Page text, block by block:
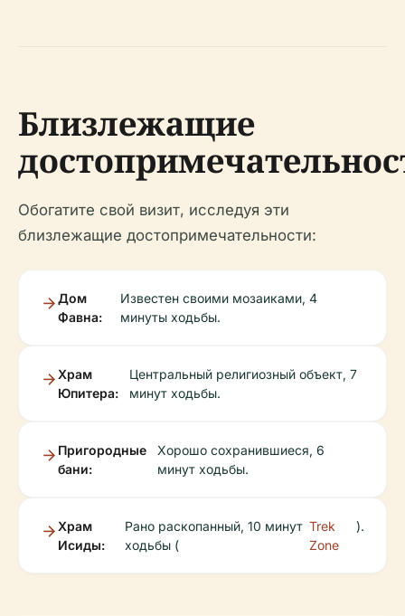
Близлежащие
Обогатите свой визит, исследуя эти
близлежащие достопримечательности:
Дом
Фавна:
Известен своими мозаиками, 4
минуты ходьбы.
Храм
Юпитера:
Центральный религиозный объект, 7
минут ходьбы.
Пригородные
бани:
Хорошо сохранившиеся, 6
минут ходьбы.
Храм
Исиды:
Рано раскопанный, 10 минут
ходьбы (
Trek
Zone
).